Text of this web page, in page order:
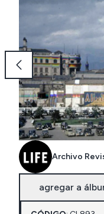
Archivo
agregar a